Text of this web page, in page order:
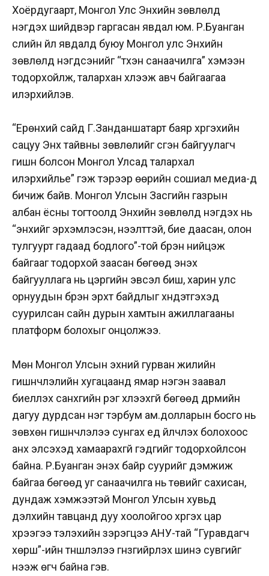
Хоёрдугаарт, Монгол Улс Энхийн зөвлөлд
нэгдэх шийдвэр гаргасан явдал юм. Р.Буанган
сүүлийн үйл явдалд буюу Монгол улс Энхийн
зөвлөлд нэгдсэнийг “түүхэн санаачилга” хэмээн
тодорхойлж, талархан хүлээж авч байгаагаа
илэрхийлэв.
“Ерөнхий сайд Г.Занданшатарт баяр хүргэхийн
сацуу Энх тайвны зөвлөлийг үүсгэн байгуулагч
гишүүн болсон Монгол Улсад талархал
илэрхийлье” гэж тэрээр өөрийн сошиал медиа-д
бичиж байв. Монгол Улсын Засгийн газрын
албан ёсны тогтоолд Энхийн зөвлөлд нэгдэх нь
“энхийг эрхэмлэсэн, нээлттэй, бие даасан, олон
тулгуурт гадаад бодлого”-той бүрэн нийцэж
байгааг тодорхой заасан бөгөөд энэхүү
байгууллага нь цэргийн эвсэл биш, харин улс
орнуудын бүрэн эрхт байдлыг хүндэтгэхэд
суурилсан сайн дурын хамтын ажиллагааны
платформ болохыг онцолжээ.
Мөн Монгол Улсын эхний гурван жилийн
гишүүнчлэлийн хугацаанд ямар нэгэн заавал
биелүүлэх санхүүгийн үүрэг хүлээхгүй бөгөөд дүрмийн
дагуу дурдсан нэг тэрбум ам.долларын босго нь
зөвхөн гишүүнчлэлээ сунгах үед үйлчлэх болохоос
анх элсэхэд хамаарахгүй гэдгийг тодорхойлсон
байна. Р.Буанган энэхүү байр суурийг дэмжиж
байгаа бөгөөд уг санаачилга нь төвийг сахисан,
дундаж хэмжээтэй Монгол Улсын хувьд
дэлхийн тавцанд дуу хоолойгоо хүргэх цар
хүрээгээ тэлэхийн зэрэгцээ АНУ-тай “Гуравдагч
хөрш”-ийн түншлэлээ гүнзгийрүүлэх шинэ сувгийг
нээж өгч байна гэв.